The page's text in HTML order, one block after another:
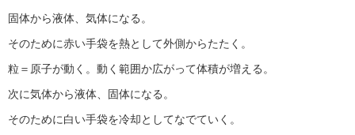
固体から液体、気体になる。
そのために赤い手袋を熱として外側からたたく。
粒＝原子が動く。動く範囲か広がって体積が増える。
次に気体から液体、固体になる。
そのために白い手袋を冷却としてなでていく。